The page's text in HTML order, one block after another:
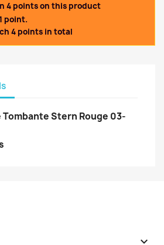
4 points on this product
point.
4 points in total
Tombante Stern Rouge 03-
